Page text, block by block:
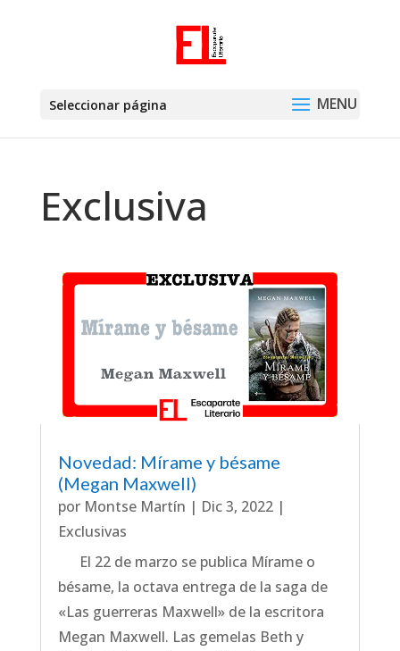
Seleccionar página
Exclusiva
Novedad: Mírame y bésame
(Megan Maxwell)
por Montse Martín | Dic 3, 2022|
Exclusivas
El 22 de marzo se publica Mírame o
bésame, la octava entrega de la saga de
«Las guerreras Maxwell» de la escritora
Megan Maxwell. Las gemelas Beth y